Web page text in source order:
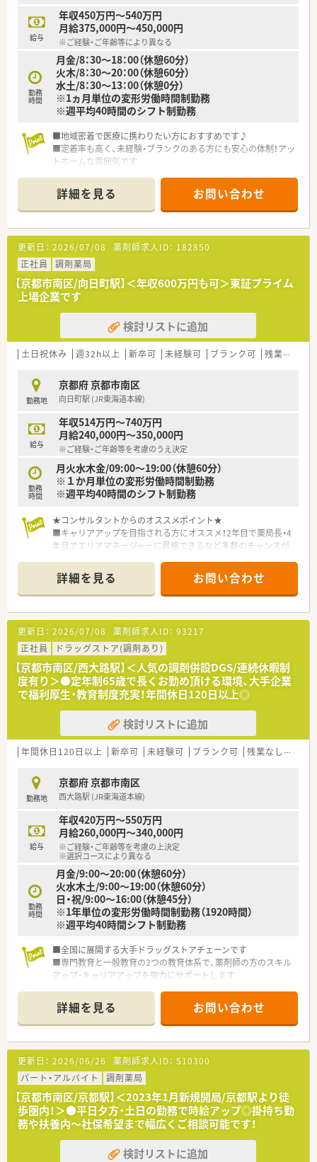
給与
年収450万円～540万円
月給375,000円～450,000円
※ご経験・ご年齢等により異なる
勤務
時間
月金/8：30～18：00（休憩60分）
火木/8：30～20：00（休憩60分）
水土/8：30～13：00（休憩0分）
※1ヵ月単位の変形労働時間制勤務
※週平均40時間のシフト制勤務
■地域密着で医療に携わりたい方におすすめです♪
■定着率も高く、未経験・ブランクのある方にも安心の体制！アッ
トホームな雰囲気です
詳細を見る お問い合わせ
更新日： 2026/07/08 薬剤師求人ID： 182850
正社員
調剤薬局
【京都市南区/向日町駅】＜年収600万円も可＞東証プライム
上場企業です
検討リストに追加
土日祝休み 週32h以上 新卒可 未経験可 ブランク可 残業なし(ほぼなし含む)
勤務地
京都府 京都市南区
向日町駅 (JR東海道本線)
給与
年収514万円～740万円
月給240,000円～350,000円
※ご経験・ご年齢等を考慮のうえ決定
勤務
時間
月火水木金/09:00～19:00（休憩60分）
※１か月単位の変形労働時間制勤務
※週平均40時間のシフト制勤務
★コンサルタントからのオススメポイント★
■キャリアアップを目指される方にオススメ！2年目で薬局長・4
年目でエリアマネージャーに昇格できるなど多数のチャンスが
など様々なステップアップが可能です。
■年間で一回7連休もしくは、4連休を2回取得できる『リフレッ
シュ制度』もございます。
■育児休暇については希望される方は3歳まで取得可能となって
おりますので、長くご勤務頂くことができます。
＼職場環境について／
■大通りに面した広々とした清潔感のある店舗です。
■薬剤師業務に注力できる環境が整っております。
■音声入力の薬歴・ピッキングサポートシステム・投薬カウンタ
ーに薬歴閲覧用タブレット設置など、安心して業務に取り組んで
頂けます。
詳細を見る お問い合わせ
更新日： 2026/07/08 薬剤師求人ID： 93217
正社員
ドラッグストア(調剤あり)
【京都市南区/西大路駅】＜人気の調剤併設DGS/連続休暇制
度有り＞●定年制65歳で長くお勤め頂ける環境、大手企業
で福利厚生・教育制度充実！年間休日120日以上◎
検討リストに追加
年間休日120日以上 新卒可 未経験可 ブランク可 残業なし(ほぼなし含む)
勤務地
京都府 京都市南区
西大路駅 (JR東海道本線)
給与
年収420万円～550万円
月給260,000円～340,000円
※ご経験・ご年齢等を考慮の上決定
※選択コースにより異なる
勤務
時間
月金/9:00～20:00（休憩60分）
火水木土/9:00～19:00（休憩60分）
日・祝/9:00～16:00（休憩45分）
※1年単位の変形労働時間制勤務（1920時間）
※週平均40時間シフト制勤務
■全国に展開する大手ドラッグストアチェーンです
■専門教育と一般教育の2つの教育体系で、薬剤師の方のスキル
アップ・キャリアアップを強力にサポートします
い物にも便利です
詳細を見る お問い合わせ
更新日： 2026/06/26 薬剤師求人ID： 510300
パート・アルバイト
調剤薬局
【京都市南区/京都駅】＜2023年1月新規開局/京都駅より徒
歩圏内！＞●平日夕方・土日の勤務で時給アップ◎掛持ち勤
務や扶養内～社保希望まで幅広くご相談可能です！
検討リストに追加